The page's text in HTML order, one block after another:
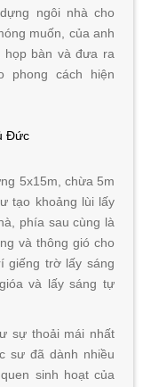
ngôi nhà cho
muốn, của anh
họp bàn và đưa ra
phong cách hiện
Đức
5x15m, chừa 5m
tạo khoảng lùi lấy
phía sau cùng là
và thông gió cho
giếng trờ lấy sáng
và lấy sáng tự
sự thoải mái nhất
sư đã dành nhiều
sinh hoạt của